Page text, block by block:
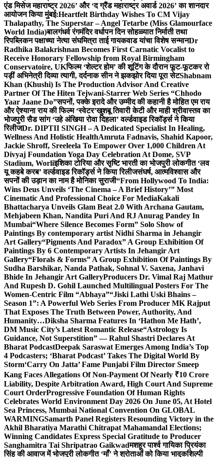
एंड मिसेज महाराष्ट्र 2026’ और ‘द ग्रैंड महाराष्ट्र अवार्ड 2026’ का शानदार
आयोजन किया मुंबई:Heartfelt Birthday Wishes To CM Vijay
Thalapathy, The Superstar – Angel Tetarbe (Miss Glamourface
World India)बालगंधर्व रंगमंदिर वर्धापन दिन सोहळ्यात निर्माती तथा
रिपब्लिकन पक्षाच्या नेत्या संघमित्रा ताई गायकवाड यांचा विशेष सन्मानDr
Radhika Balakrishnan Becomes First Carnatic Vocalist to
Receive Honorary Fellowship from Royal Birmingham
Conservatoire, UKफिल्म ‘शेल्टर होम’ की शूटिंग के दौरान फूट-फूटकर रो
पड़ीं अभिनेत्री दिव्या त्यागी, दर्दनाक सीन ने झकझोर दिया पूरा सेटShabnam
Khan (Khushi) Is The Production Advisor And Creative
Partner Of The Hiten Tejwani-Starrer Web Series “Chhodo
Yaar Jaane Do”सपनों, पक्के इरादे और उम्मीद की कहानी है मोहित एम राय
और ऐश्याना राय की फिल्म ‘स्वेटर’खुशबू तिवारी केटी और माही श्रीवास्तव का
भोजपुरी सैड सांग ‘उहे अंखिया रोवा दिहला’ वर्ल्डवाइड रिकॉर्ड्स ने किया
रिलीजDr. DIPTII SINGH – A Dedicated Specialist In Healing,
Wellness And Holistic HealthAmruta Fadnavis, Shahid Kapoor,
Jackie Shroff, Sreeleela To Empower Over 1,000 Children At
Divyaj Foundation Yoga Day Celebration At Dome, SVP
Stadium, Worliइशिका टोरिया और सृष्टि भारती का भोजपुरी लोकगीत ‘लव
यू कहबे करब’ वर्ल्डवाइड रिकॉर्ड्स ने किया रिलीजसंघर्ष, आत्मविश्वास और
सपनों की उड़ान का नाम है मोनिका सुराजी“From Hollywood To India:
Wins Deus Unveils ‘The Cinema – A Brief History’” Most
Cinematic And Professional Choice For MediaKakali
Bhattacharya Unveils Glam Beat 2.0 With Archana Gautam,
Mehjabeen Khan, Nandita Puri And RJ Anurag Pandey In
Mumbai“Where Silence Becomes Form” Solo Show of
Paintings By contemporary artist Nidhi Sharma in Jehangir
Art Gallery“Pigments And Paradox” A Group Exhibition Of
Paintings By 6 Contemporary Artists In Jehangir Art
Gallery“Florals & Forms” A Group Exhibition Of Paintings By
Sudha Barshikar, Nanda Pathak, Sohnal V. Saxena, Janhavi
Bhide In Jehangir Art GalleryProducers Dr. Vimal Raj Mathur
And Rupesh D. Gohil Launched Multilingual Posters For The
Women-Centric Film “Abhaya”“Jiski Lathi Uski Bhains –
Season 1”: A Powerful Web Series From Producer MK Rajput
That Exposes The Truth Between Power, Authority, And
Humanity…Diksha Sharma Features In ‘Hathon Me Hath’,
DM Music City’s Latest Romantic Release“Astrology Is
Guidance, Not Superstition” — Rahul Shastri Declares At
Bharat PodcastDeepak Saraswat Emerges Among India’s Top
4 Podcasters; ‘Bharat Podcast’ Takes The Digital World By
Storm‘Carry On Jatta’ Fame Punjabi Film Director Smeep
Kang Faces Allegations Of Non-Payment Of Nearly ₹10 Crore
Liability, Despite Arbitration Award, High Court And Supreme
Court OrderProgressive Foundation Of Human Rights
Celebrates World Environment Day 2026 On June 05, At Hotel
Sea Princess, Mumbai National Convention On GLOBAL
WARMINGSamarth Panel Registers Resounding Victory in the
Akhil Bharatiya Marathi Chitrapat Mahamandal Elections;
Winning Candidates Express Special Gratitude to Producer
Sanghamitra Tai Shripatrao Gaikwadमशहूर पार्श्व गायिका प्रियंका
सिंह की आवाज में भोजपुरी लोकगीत ‘माँ’ ने श्रोताओं को किया भावुकशिल्पी